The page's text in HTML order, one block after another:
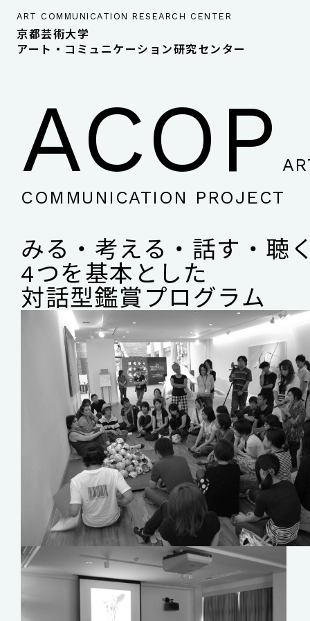
ART COMMUNICATION RESEARCH CENTER
京都芸術大学
アート・コミュニケーション研究センター
ACOP
COMMUNICATION PROJECT
みる・考える・話す・聴
4つを基本とした
対話型鑑賞プログラム